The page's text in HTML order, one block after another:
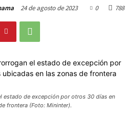
24 de agosto de 2023 0 788
estado de excepción por otros 30 días en
frontera (Foto: Mininter).